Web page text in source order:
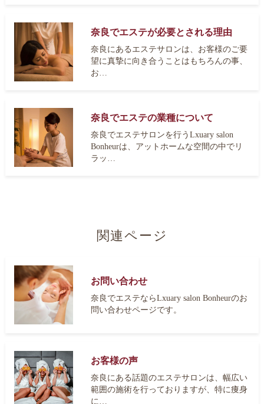
奈良でエステが必要とされる理由
奈良にあるエステサロンは、お客様のご要
望に真摯に向き合うことはもちろんの事、
お…
奈良でエステの業種について
奈良でエステサロンを行うLxuary salon
Bonheurは、アットホームな空間の中でリ
ラッ…
関連ページ
お問い合わせ
奈良でエステならLxuary salon Bonheurのお
問い合わせページです。
お客様の声
奈良にある話題のエステサロンは、幅広い
範囲の施術を行っておりますが、特に痩身
に…